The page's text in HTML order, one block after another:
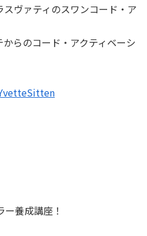
スヴァティのスワンコード・ア
からのコード・アクティベーシ
養成講座！